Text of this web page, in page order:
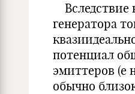
Вследствие
генератора
потенциал
эмиттеров (е
обычно